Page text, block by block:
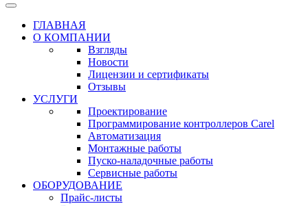
ГЛАВНАЯ
О КОМПАНИИ
Взгляды
Новости
Лицензии и сертификаты
Отзывы
УСЛУГИ
Проектирование
Программирование контроллеров Carel
Автоматизация
Монтажные работы
Пуско-наладочные работы
Сервисные работы
ОБОРУДОВАНИЕ
Прайс-листы